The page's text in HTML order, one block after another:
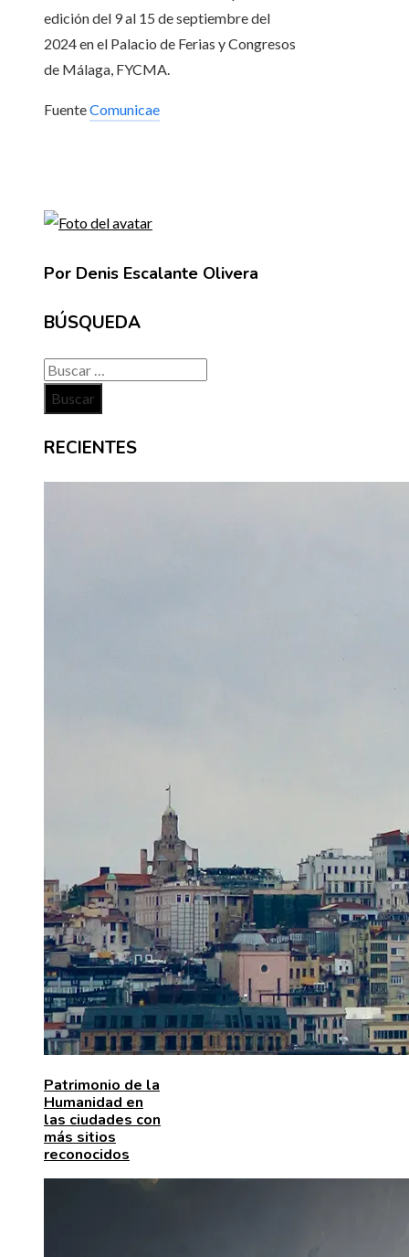
edición del 9 al 15 de septiembre del
2024 en el Palacio de Ferias y Congresos
de Málaga, FYCMA.
FuenteComunicae
Por Denis Escalante Olivera
BÚSQUEDA
Buscar:
RECIENTES
Patrimonio de la
Humanidad en
las ciudades con
más sitios
reconocidos